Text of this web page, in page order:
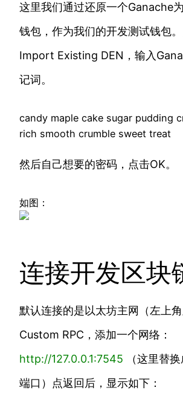
这里我们通过还原一个Ganache
钱包，作为我们的开发测试钱包
Import Existing DEN，输入
记词。
candy maple cake sugar pudding
rich smooth crumble sweet treat
然后自己想要的密码，点击OK。
如图：
连接开发区块
默认连接的是以太坊主网（左上
Custom RPC，添加一个网络：
http://127.0.0.1:7545 （这里替
端口）点返回后，显示如下：